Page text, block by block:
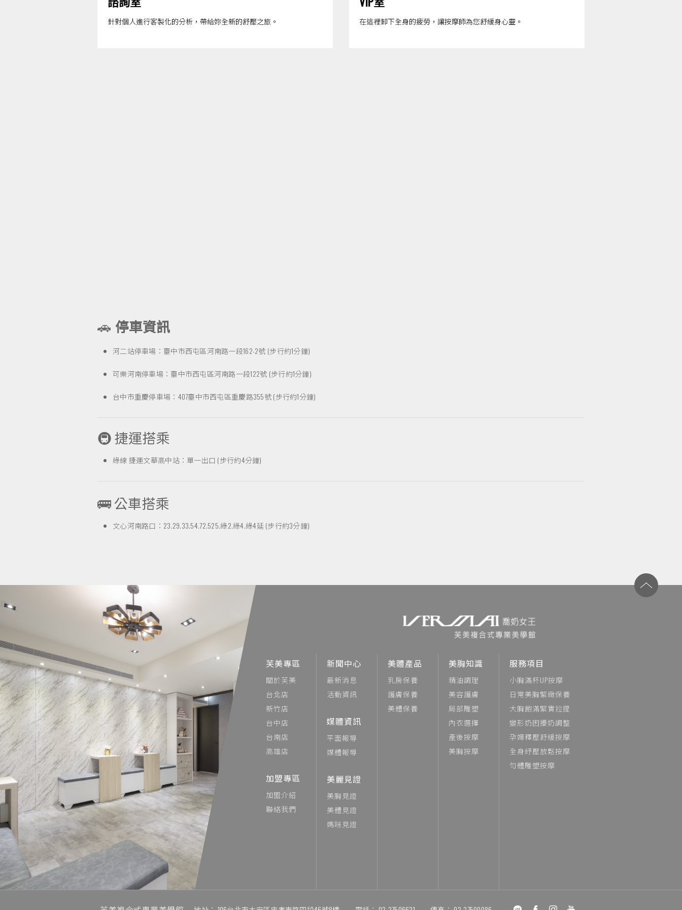
針對個人進行客製化的分析，帶給妳全新的舒壓之旅。 在這裡卸下全身的疲勞，讓按摩師為您舒緩身心靈。
🚗 停車資訊
河二站停車場：臺中市西屯區河南路一段162-2號 (步行約1分鐘)
可樂河南停車場：臺中市西屯區河南路一段122號 (步行約1分鐘)
台中市重慶停車場：407臺中市西屯區重慶路355號 (步行約1分鐘)
🚇 捷運搭乘
綠線 捷運文華高中站：單一出口 (步行約4分鐘)
🚌 公車搭乘
文心河南路口：23.29.33.54.72.525.綠2.綠4.綠4延 (步行約3分鐘)
芙美專區
關於芙美
台北店
新竹店
台中店
台南店
高雄店
加盟專區
加盟介紹
聯絡我們
新聞中心
最新消息
活動資訊
媒體資訊
平面報導
媒體報導
美麗見證
美胸見證
美體見證
媽咪見證
美體產品
乳房保養
護膚保養
美體保養
美胸知識
精油調理
美容護膚
局部雕塑
內衣選擇
產後按摩
美胸按摩
服務項目
小胸滿杯UP按摩
日常美胸緊緻保養
大胸飽滿緊實拉提
變形奶困擾奶調整
孕婦釋壓舒緩按摩
全身紓壓放鬆按摩
勻體雕塑按摩